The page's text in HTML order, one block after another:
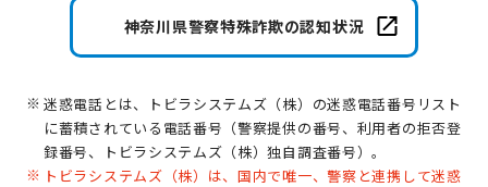
神奈川県警察特殊詐欺の認知状況
迷惑電話とは、トビラシステムズ（株）の迷惑電話番号リスト
に蓄積されている電話番号（警察提供の番号、利用者の拒否登
録番号、トビラシステムズ（株）独自調査番号）。
トビラシステムズ（株）は、国内で唯一、警察と連携して迷惑